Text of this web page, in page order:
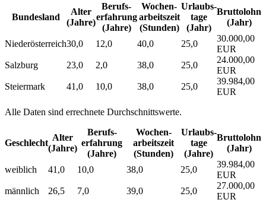
Bundesland
Alter
(Jahre)
Berufs­
erfahrung
(Jahre)
Wochen­
arbeitszeit
(Stunden)
Urlaubs­
tage
(Jahr)
Bruttolohn
(Jahr)
Niederösterreich30,0 12,0 40,0 25,0
30.000,00
EUR
Salzburg
23,0 2,0 38,0 25,0
24.000,00
EUR
Steiermark
41,0 10,0 38,0 25,0
39.984,00
EUR
Alle Daten sind errechnete Durchschnittswerte.
Geschlecht
Alter
(Jahre)
Berufs­
erfahrung
(Jahre)
Wochen­
arbeitszeit
(Stunden)
Urlaubs­
tage
(Jahre)
Bruttolohn
(Jahr)
weiblich 41,0 10,0 38,0 25,0
39.984,00
EUR
männlich
26,5 7,0 39,0 25,0
27.000,00
EUR